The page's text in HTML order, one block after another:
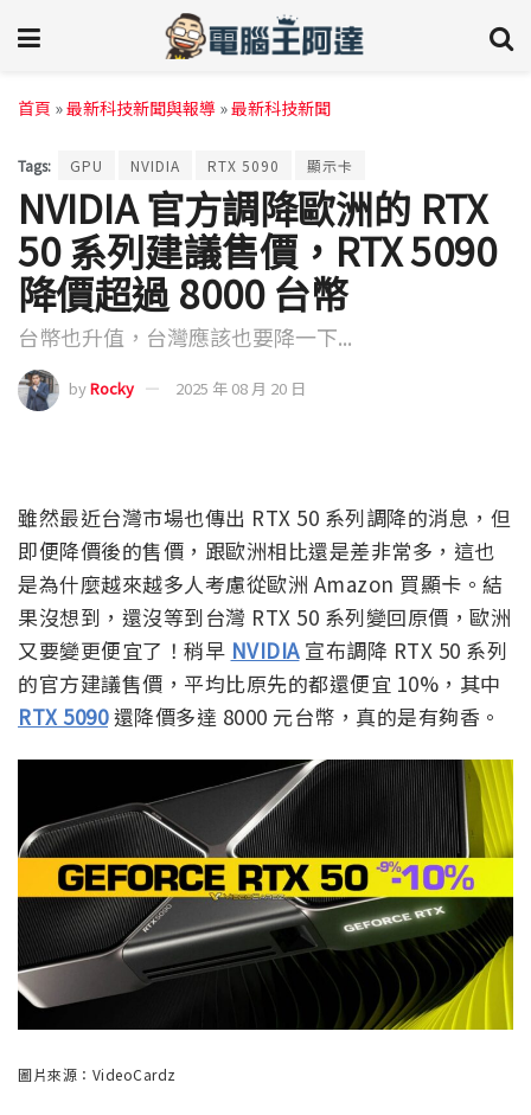
首頁 »最新科技新聞與報導 »最新科技新聞
Tags: GPU NVIDIA RTX 5090 顯示卡
NVIDIA 官方調降歐洲的 RTX
50 系列建議售價，RTX 5090
降價超過 8000 台幣
台幣也升值，台灣應該也要降一下...
byRocky 2025 年 08 月 20 日
雖然最近台灣市場也傳出 RTX 50 系列調降的消息，但
即便降價後的售價，跟歐洲相比還是差非常多，這也
是為什麼越來越多人考慮從歐洲 Amazon 買顯卡。結
果沒想到，還沒等到台灣 RTX 50 系列變回原價，歐洲
又要變更便宜了！稍早 NVIDIA宣布調降 RTX 50 系列
的官方建議售價，平均比原先的都還便宜 10%，其中
RTX 5090還降價多達 8000 元台幣，真的是有夠香。
圖片來源：VideoCardz